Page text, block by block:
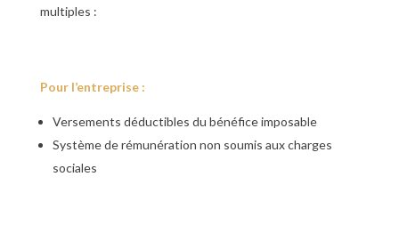
multiples :
Pour l’entreprise :
Versements déductibles du bénéfice imposable
Système de rémunération non soumis aux charges
sociales